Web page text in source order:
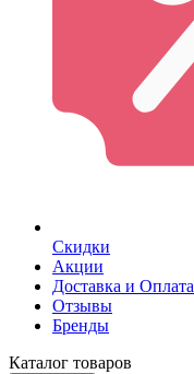
Скидки
Акции
Доставка и Оплата
Отзывы
Бренды
Каталог товаров